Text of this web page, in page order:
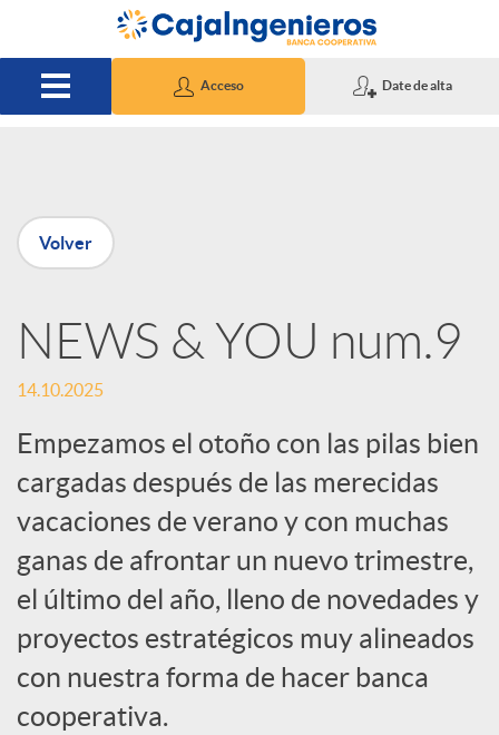
Saltar al contenido principal
Acceso Date de alta
P
u
b
l
i
c
a
d
Volver
NEWS & YOU num.9
14.10.2025
Empezamos el otoño con las pilas bien
cargadas después de las merecidas
vacaciones de verano y con muchas
ganas de afrontar un nuevo trimestre,
el último del año, lleno de novedades y
proyectos estratégicos muy alineados
con nuestra forma de hacer banca
cooperativa.